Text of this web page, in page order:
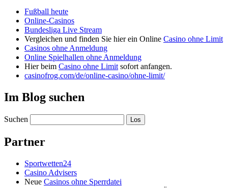
Fußball heute
Online-Casinos
Bundesliga Live Stream
Vergleichen und finden Sie hier ein Online Casino ohne Limit
Casinos ohne Anmeldung
Online Spielhallen ohne Anmeldung
Hier beim Casino ohne Limit sofort anfangen.
casinofrog.com/de/online-casino/ohne-limit/
Im Blog suchen
Suchen
Partner
Sportwetten24
Casino Advisers
Neue Casinos ohne Sperrdatei